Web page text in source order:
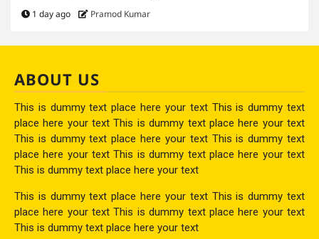
1 day ago Pramod Kumar
ABOUT US
This is dummy text place here your text This is dummy text
place here your text This is dummy text place here your text
This is dummy text place here your text This is dummy text
place here your text This is dummy text place here your text
This is dummy text place here your text
This is dummy text place here your text This is dummy text
place here your text This is dummy text place here your text
This is dummy text place here your text